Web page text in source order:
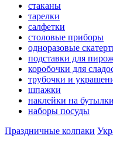
стаканы
тарелки
салфетки
столовые приборы
одноразовые
подставки для
коробочки для
трубочки и
шпажки
наклейки на бутылки
наборы посуды
Праздничные колпаки